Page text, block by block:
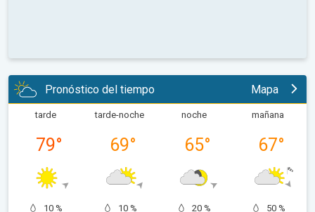
Pronóstico del tiempo Mapa
tarde
79°
10 %
tarde-noche
69°
10 %
noche
65°
20 %
mañana
67°
50 %